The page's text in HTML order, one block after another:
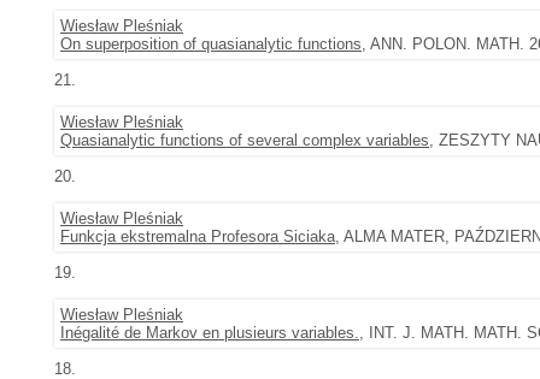
Wiesław Pleśniak
On superposition of quasianalytic functions, ANN. POLON. MATH.
21.
Wiesław Pleśniak
Quasianalytic functions of several complex variables, ZESZYTY
20.
Wiesław Pleśniak
Funkcja ekstremalna Profesora Siciaka, ALMA MATER,
19.
Wiesław Pleśniak
Inégalité de Markov en plusieurs variables., INT. J. MATH. MATH.
18.